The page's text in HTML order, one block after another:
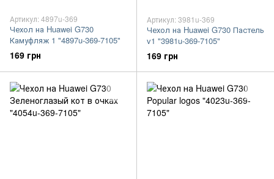
Артикул: 4897u-369
Чехол на Huawei G730
Камуфляж 1 "4897u-369-7105"
169 грн
Артикул: 3981u-369
Чехол на Huawei G730 Пастель
v1 "3981u-369-7105"
169 грн